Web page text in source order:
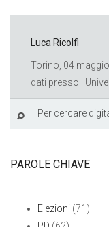
Luca Ricolfi
Torino, 04
dati presso
PAROLE CHIAVE
Elezioni (71)